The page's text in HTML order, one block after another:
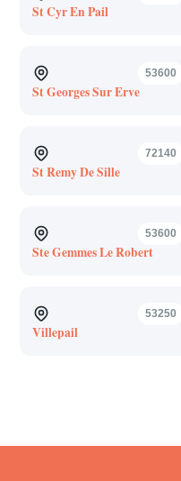
St Cyr En Pail
53600
St Georges Sur Erve
72140
St Remy De Sille
53600
Ste Gemmes Le Robert
53250
Villepail